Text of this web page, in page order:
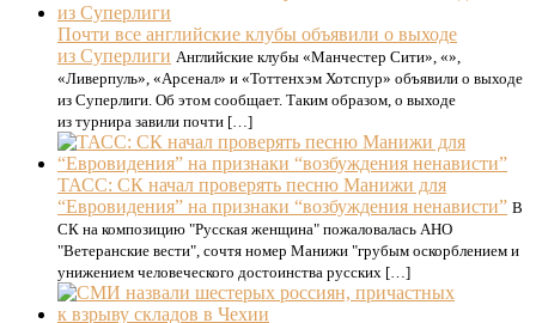
Почти все английские клубы объявили о выходе
из Суперлиги Английские клубы «Манчестер Сити», «»,
«Ливерпуль», «Арсенал» и «Тоттенхэм Хотспур» объявили о выходе
из Суперлиги. Об этом сообщает. Таким образом, о выходе
из турнира завили почти […]
ТАСС: СК начал проверять песню Манижи для
“Евровидения” на признаки “возбуждения ненависти” В
СК на композицию "Русская женщина" пожаловалась АНО
"Ветеранские вести", сочтя номер Манижи "грубым оскорблением и
унижением человеческого достоинства русских […]